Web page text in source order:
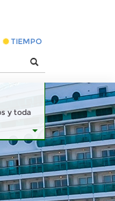
TIEMPO
y toda